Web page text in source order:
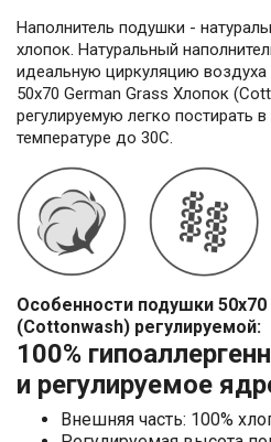
Наполнитель подушки -
хлопок. Натуральный
идеальную циркуляцию
50х70 German Grass Хлопок
регулируемую легко постирать
температуре до 30С.
Особенности подушки
(Cottonwash) регулируемой:
100%
и регулируемое
Внешняя часть: 100%